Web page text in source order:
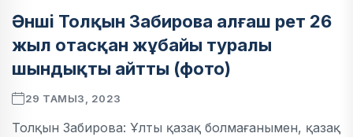
Әнші Толқын Забирова алғаш рет 26
жыл отасқан жұбайы туралы
шындықты айтты (фото)
29 ТАМЫЗ, 2023
Толқын Забирова: Ұлты қазақ болмағанымен, қазақ